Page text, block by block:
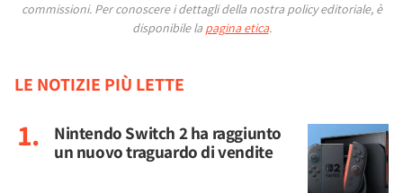
commissioni. Per conoscere i dettagli della nostra policy editoriale, è
disponibile la pagina etica.
LE NOTIZIE PIÙ LETTE
Nintendo Switch 2 ha raggiunto
un nuovo traguardo di vendite